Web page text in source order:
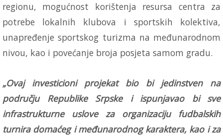
regionu, mogućnost korištenja resursa centra za
potrebe lokalnih klubova i sportskih kolektiva,
unapređenje sportskog turizma na međunarodnom
nivou, kao i povećanje broja posjeta samom gradu.
„Ovaj investicioni projekat bio bi jedinstven na
području Republike Srpske i ispunjavao bi sve
infrastrukturne uslove za organizaciju fudbalskih
turnira domaćeg i međunarodnog karaktera, kao i za